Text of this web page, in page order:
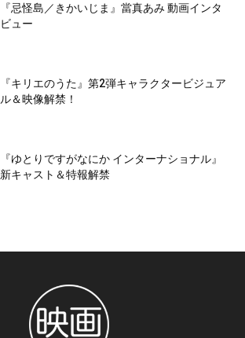
『忌怪島／きかいじま』當真あみ 動画インタ
ビュー
『キリエのうた』第2弾キャラクタービジュア
ル＆映像解禁！
『ゆとりですがなにか インターナショナル』
新キャスト＆特報解禁